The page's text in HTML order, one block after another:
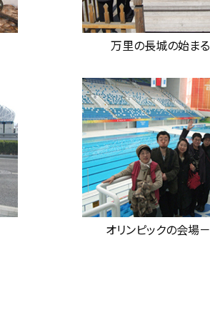
万里の長城の始ま
オリンピックの会場